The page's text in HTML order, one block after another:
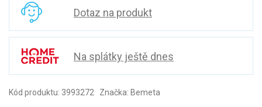
Dotaz na produkt
Na splátky ještě dnes
Kód produktu: 3993272 Značka: Bemeta